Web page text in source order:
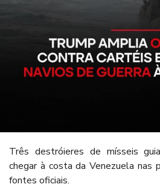
Três destróieres de mísseis
chegar à costa da Venezuela nas
fontes oficiais.